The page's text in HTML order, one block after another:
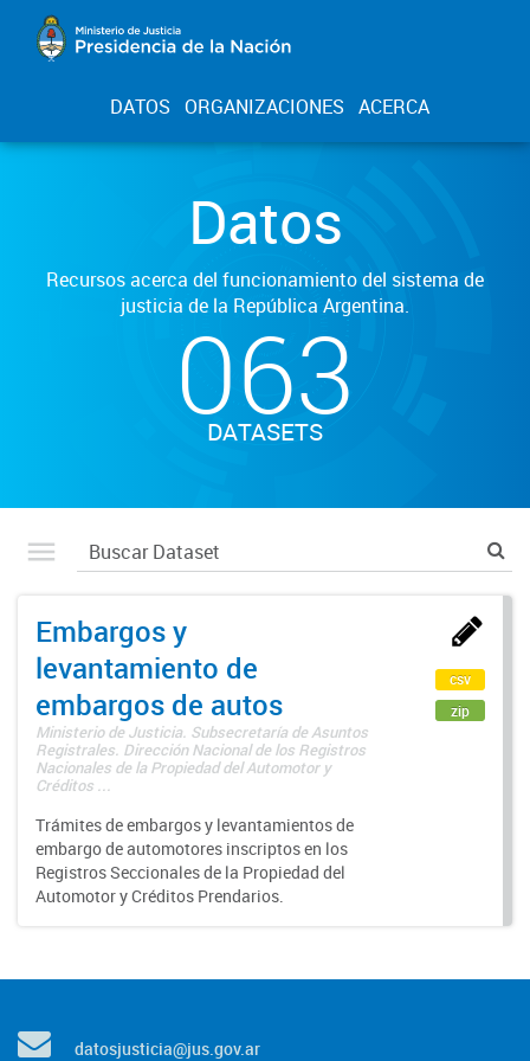
DATOS ORGANIZACIONES ACERCA
Datos
Recursos acerca del funcionamiento del sistema de
justicia de la República Argentina.
063
DATASETS
Embargos y
levantamiento de
embargos de autos
Ministerio de Justicia. Subsecretaría de Asuntos
Registrales. Dirección Nacional de los Registros
Nacionales de la Propiedad del Automotor y
Créditos ...
Trámites de embargos y levantamientos de
embargo de automotores inscriptos en los
Registros Seccionales de la Propiedad del
Automotor y Créditos Prendarios.
csv
zip
datosjusticia@jus.gov.ar